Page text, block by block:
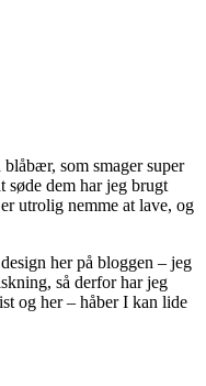
som smager super
søde dem har jeg brugt
utrolig nemme at lave, og
her på bloggen – jeg
så derfor har jeg
og her – håber I kan lide